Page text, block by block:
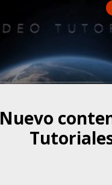
Nuevo